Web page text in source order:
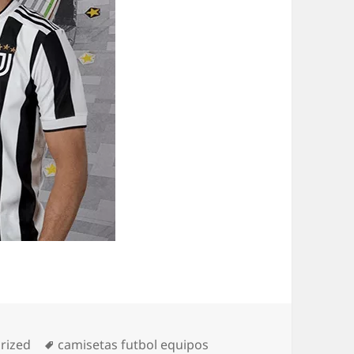
Etiquetas
camisetas futbol equipos